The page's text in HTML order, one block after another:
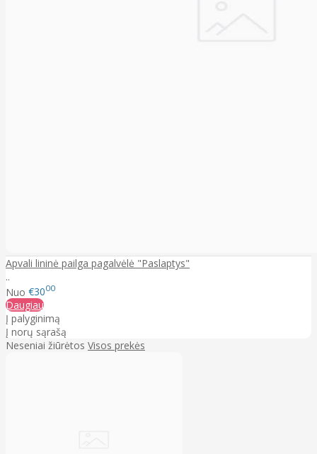
Apvali lininė pailga pagalvėlė "Paslaptys"
..
Nuo €3000
Daugiau
Į palyginimą
Į norų sąrašą
Neseniai žiūrėtos Visos prekės